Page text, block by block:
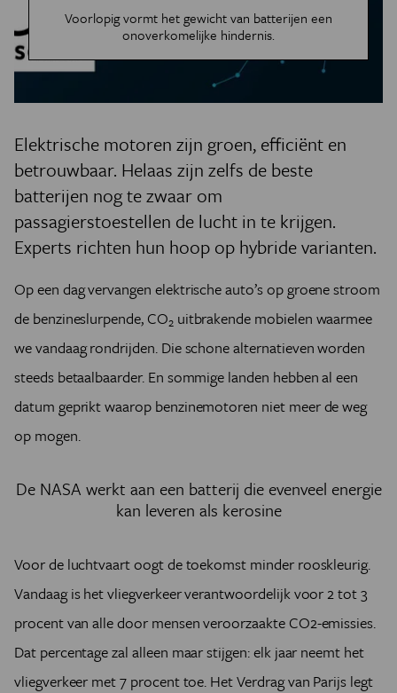
Voorlopig vormt het gewicht van batterijen een
onoverkomelijke hindernis.
Elektrische motoren zijn groen, efficiënt en
betrouwbaar. Helaas zijn zelfs de beste
batterijen nog te zwaar om
passagierstoestellen de lucht in te krijgen.
Experts richten hun hoop op hybride varianten.
Op een dag vervangen elektrische auto’s op groene stroom
de benzineslurpende, CO2uitbrakende mobielen waarmee
we vandaag rondrijden. Die schone alternatieven worden
steeds betaalbaarder. En sommige landen hebben al een
datum geprikt waarop benzinemotoren niet meer de weg
op mogen.
De NASA werkt aan een batterij die evenveel energie
kan leveren als kerosine
Voor de luchtvaart oogt de toekomst minder rooskleurig.
Vandaag is het vliegverkeer verantwoordelijk voor 2 tot 3
procent van alle door mensen veroorzaakte CO2-emissies.
Dat percentage zal alleen maar stijgen: elk jaar neemt het
vliegverkeer met 7 procent toe. Het Verdrag van Parijs legt